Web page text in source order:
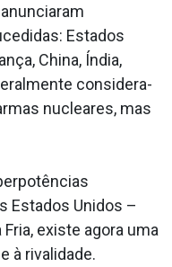
Estados
China, Índia,
considera-
nucleares, mas
Estados Unidos –
existe agora uma
à rivalidade.